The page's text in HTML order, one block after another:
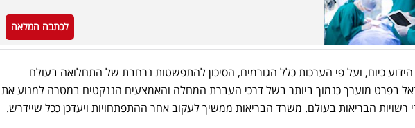
לכתבה המלאה
כיום, ועל פי הערכות כלל הגורמים, הסיכון להתפשטות נרחבת של התחלואה בעולם
בפרט מוערך כנמוך ביותר בשל דרכי העברת המחלה והאמצעים הננקטים במטרה למנוע את
רשויות הבריאות בעולם. משרד הבריאות ממשיך לעקוב אחר ההתפתחויות ויעדכן ככל שיידרש.